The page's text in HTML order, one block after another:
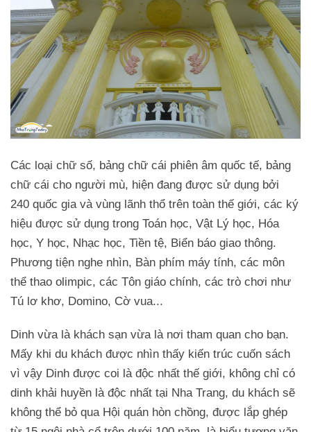
Các loại chữ số, bảng chữ cái phiên âm quốc tế, bảng
chữ cái cho người mù, hiện đang được sử dụng bởi
240 quốc gia và vùng lãnh thổ trên toàn thế giới, các ký
hiệu được sử dụng trong Toán học, Vật Lý học, Hóa
học, Y học, Nhạc học, Tiền tệ, Biển báo giao thông.
Phương tiện nghe nhìn, Bàn phím máy tính, các môn
thể thao olimpic, các Tôn giáo chính, các trò chơi như
Tú lơ khơ, Domino, Cờ vua...
Dinh vừa là khách sạn vừa là nơi tham quan cho bạn.
Mấy khi du khách được nhìn thấy kiến trúc cuốn sách
vì vậy Dinh được coi là độc nhất thế giới, không chỉ có
dinh khải huyền là độc nhất tại Nha Trang, du khách sẽ
không thể bỏ qua Hội quán hòn chồng, được lắp ghép